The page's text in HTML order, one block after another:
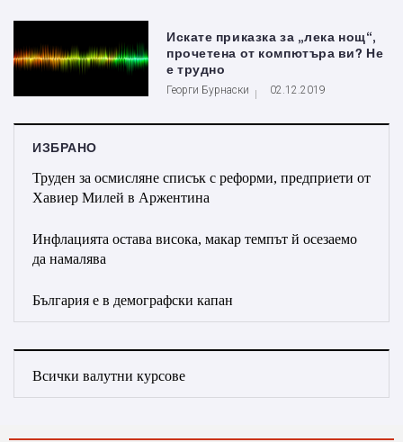
Искате приказка за „лека нощ“,
прочетена от компютъра ви? Не
е трудно
Георги Бурнаски 02.12.2019
ИЗБРАНО
Труден за осмисляне списък с реформи, предприети от
Хавиер Милей в Аржентина
Инфлацията остава висока, макар темпът й осезаемо
да намалява
България е в демографски капан
Всички валутни курсове